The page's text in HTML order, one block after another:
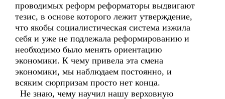
проводимых реформ реформаторы выдвигают
тезис, в основе которого лежит утверждение,
что якобы социалистическая система изжила
себя и уже не подлежала реформированию и
необходимо было менять ориентацию
экономики. К чему привела эта смена
экономики, мы наблюдаем постоянно, и
всяким сюрпризам просто нет конца.
Не знаю, чему научил нашу верховную